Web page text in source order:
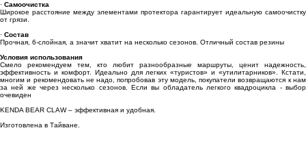
· Самоочистка
Широкое расстояние между элементами протектора гарантирует идеальную самоочистку
от грязи.
· Состав
Прочная, 6-слойная, а значит хватит на несколько сезонов. Отличный состав резины
Условия использования
Смело рекомендуем тем, кто любит разнообразные маршруты, ценит надежность,
эффективность и комфорт. Идеально для легких «туристов» и «утилитарников». Кстати,
многим и рекомендовать не надо, попробовав эту модель, покупатели возвращаются к нам
за ней же через несколько сезонов. Если вы обладатель легкого квадроцикла - выбор
очевиден
KENDA BEAR CLAW – эффективная и удобная.
Изготовлена в Тайване.